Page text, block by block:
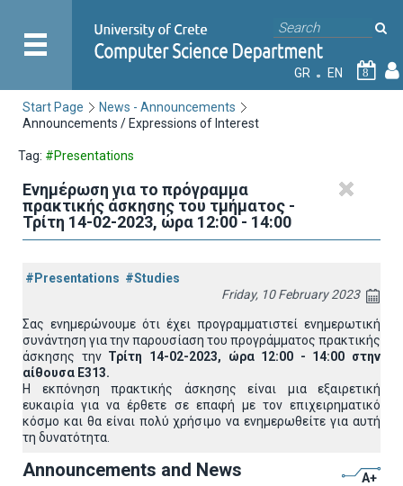
GR EN 8
Start Page
News - Announcements
Announcements / Expressions of Interest
Tag: #Presentations
Ενημέρωση για το πρόγραμμα
πρακτικής άσκησης του τμήματος -
Τρίτη 14-02-2023, ώρα 12:00 - 14:00
#Presentations #Studies
Friday, 10 February 2023
Σας ενημερώνουμε ότι έχει προγραμματιστεί ενημερωτική
συνάντηση για την παρουσίαση του προγράμματος πρακτικής
άσκησης την Τρίτη 14-02-2023, ώρα 12:00 - 14:00 στην
αίθουσα Ε313.
Η εκπόνηση πρακτικής άσκησης είναι μια εξαιρετική
ευκαιρία για να έρθετε σε επαφή με τον επιχειρηματικό
κόσμο και θα είναι πολύ χρήσιμο να ενημερωθείτε για αυτή
τη δυνατότητα.
Announcements and News
A+